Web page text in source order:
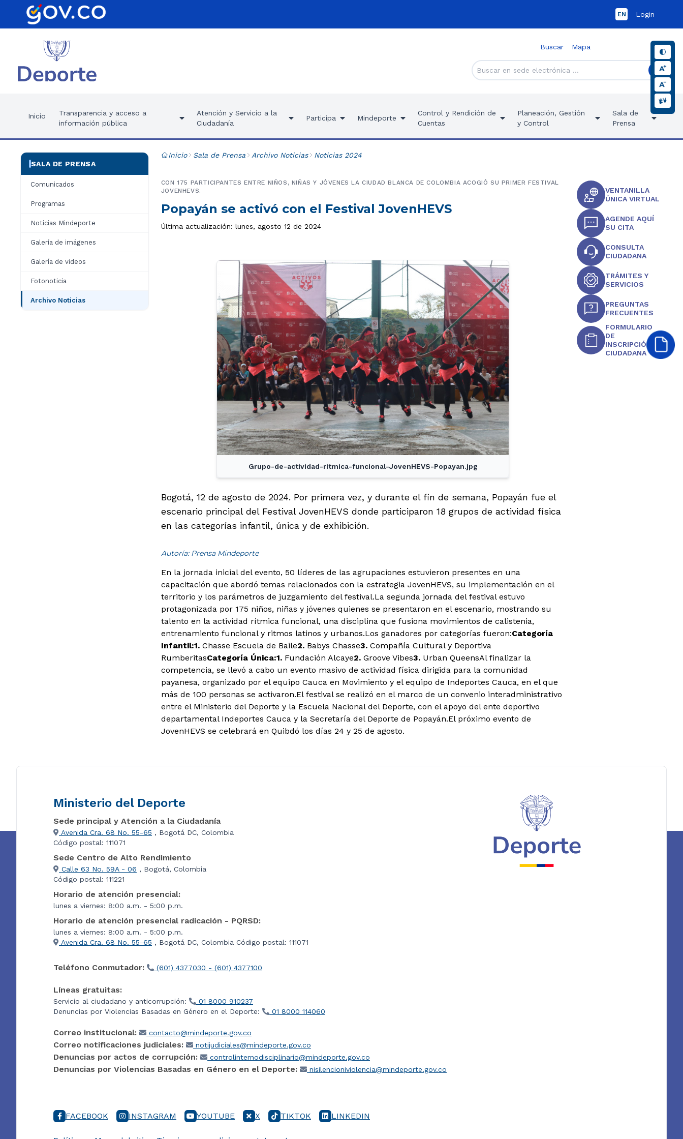
EN Login
Buscar Mapa
Inicio
Transparencia y acceso a
información pública
Atención y Servicio a la
Ciudadanía
Participa Mindeporte
Control y Rendición de
Cuentas
Planeación, Gestión
y Control
Sala de
Prensa
SALA DE PRENSA
Comunicados
Programas
Noticias Mindeporte
Galería de imágenes
Galería de videos
Fotonoticia
Archivo Noticias
Inicio Sala de Prensa Archivo Noticias Noticias 2024
Popayán se activó con el Festival JovenHEVS
CON 175 PARTICIPANTES ENTRE NIÑOS, NIÑAS Y JÓVENES LA CIUDAD BLANCA DE COLOMBIA ACOGIÓ SU PRIMER FESTIVAL
JOVENHEVS.
Última actualización: lunes, agosto 12 de 2024
Grupo-de-actividad-ritmica-funcional-JovenHEVS-Popayan.jpg
Bogotá, 12 de agosto de 2024. Por primera vez, y durante el fin de semana, Popayán fue el
escenario principal del Festival JovenHEVS donde participaron 18 grupos de actividad física
en las categorías infantil, única y de exhibición.
Autoría: Prensa Mindeporte
En la jornada inicial del evento, 50 líderes de las agrupaciones estuvieron presentes en una
capacitación que abordó temas relacionados con la estrategia JovenHEVS, su implementación en el
territorio y los parámetros de juzgamiento del festival.La segunda jornada del festival estuvo
protagonizada por 175 niños, niñas y jóvenes quienes se presentaron en el escenario, mostrando su
talento en la actividad rítmica funcional, una disciplina que fusiona movimientos de calistenia,
entrenamiento funcional y ritmos latinos y urbanos.Los ganadores por categorías fueron:Categoría
Infantil:1.Chasse Escuela de Baile2.Babys Chasse3.Compañía Cultural y Deportiva
RumberitasCategoría Única:1.Fundación Alcaye2.Groove Vibes3.Urban QueensAl finalizar la
competencia, se llevó a cabo un evento masivo de actividad física dirigida para la comunidad
payanesa, organizado por el equipo Cauca en Movimiento y el equipo de Indeportes Cauca, en el que
más de 100 personas se activaron.El festival se realizó en el marco de un convenio interadministrativo
entre el Ministerio del Deporte y la Escuela Nacional del Deporte, con el apoyo del ente deportivo
departamental Indeportes Cauca y la Secretaría del Deporte de Popayán.El próximo evento de
JovenHEVS se celebrará en Quibdó los días 24 y 25 de agosto.
VENTANILLA
ÚNICA VIRTUAL
AGENDE AQUÍ
SU CITA
CONSULTA
CIUDADANA
TRÁMITES Y
SERVICIOS
PREGUNTAS
FRECUENTES
FORMULARIO
DE
INSCRIPCIÓN
CIUDADANA
Ministerio del Deporte
Sede principal y Atención a la Ciudadanía
Avenida Cra. 68 No. 55-65 , Bogotá DC, Colombia
Código postal: 111071
Sede Centro de Alto Rendimiento
Calle 63 No. 59A - 06 , Bogotá, Colombia
Código postal: 111221
Horario de atención presencial:
lunes a viernes: 8:00 a.m. - 5:00 p.m.
Horario de atención presencial radicación - PQRSD:
lunes a viernes: 8:00 a.m. - 5:00 p.m.
Avenida Cra. 68 No. 55-65 , Bogotá DC, Colombia Código postal: 111071
Teléfono Conmutador: (601) 4377030 - (601) 4377100
Líneas gratuitas:
Servicio al ciudadano y anticorrupción:
01 8000 910237
Denuncias por Violencias Basadas en Género en el Deporte:
01 8000 114060
Correo institucional: contacto@mindeporte.gov.co
Correo notificaciones judiciales: notijudiciales@mindeporte.gov.co
Denuncias por actos de corrupción: controlinternodisciplinario@mindeporte.gov.co
Denuncias por Violencias Basadas en Género en el Deporte: nisilencioniviolencia@mindeporte.gov.co
FACEBOOK INSTAGRAM YOUTUBE X TIKTOK LINKEDIN